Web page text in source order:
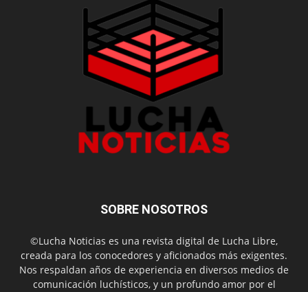
SOBRE NOSOTROS
©Lucha Noticias es una revista digital de Lucha Libre,
creada para los conocedores y aficionados más exigentes.
Nos respaldan años de experiencia en diversos medios de
comunicación luchísticos, y un profundo amor por el